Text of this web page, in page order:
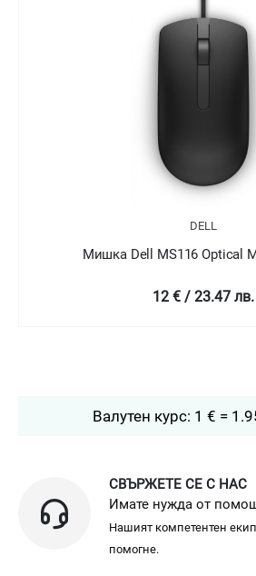
Мишка Dell MS116
7.83 € /
Валутен курс: 1 € =
СВЪРЖЕТЕ СЕ С НАС
Имате нужда от
Нашият компетентен
помогне.